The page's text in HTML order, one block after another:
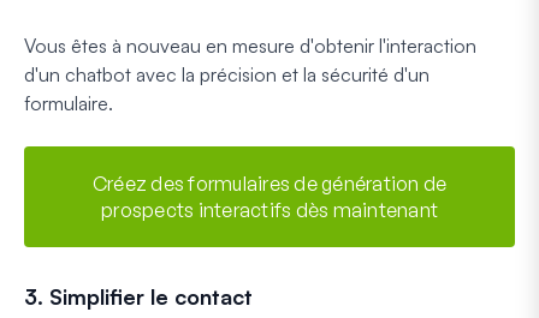
Vous êtes à nouveau en mesure d'obtenir l'interaction
d'un chatbot avec la précision et la sécurité d'un
formulaire.
Créez des formulaires de génération de
prospects interactifs dès maintenant
3. Simplifier le contact